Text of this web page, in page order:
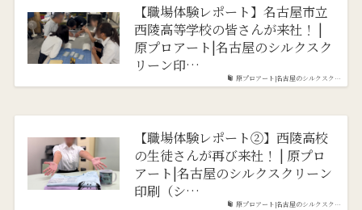
原プロアート|名古屋のシルクスク…
【職場体験レポート】名古屋市立
西陵高等学校の皆さんが来社！ |
原プロアート|名古屋のシルクスク
リーン印…
原プロアート|名古屋のシルクスク…
【職場体験レポート②】西陵高校
の生徒さんが再び来社！ | 原プロ
アート|名古屋のシルクスクリーン
印刷（シ…